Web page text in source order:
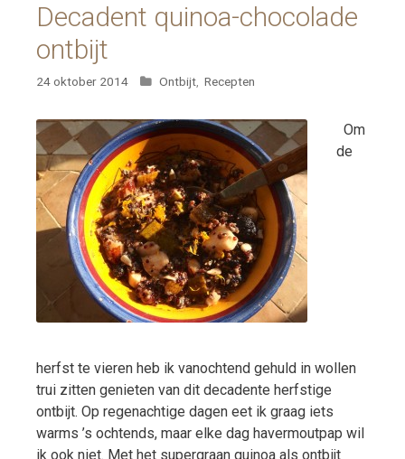
Decadent quinoa-chocolade
ontbijt
24 oktober 2014 Categorieën
Ontbijt Recepten
Om
de
herfst te vieren heb ik vanochtend gehuld in wollen
trui zitten genieten van dit decadente herfstige
ontbijt. Op regenachtige dagen eet ik graag iets
warms ’s ochtends, maar elke dag havermoutpap wil
ik ook niet. Met het supergraan quinoa als ontbijt